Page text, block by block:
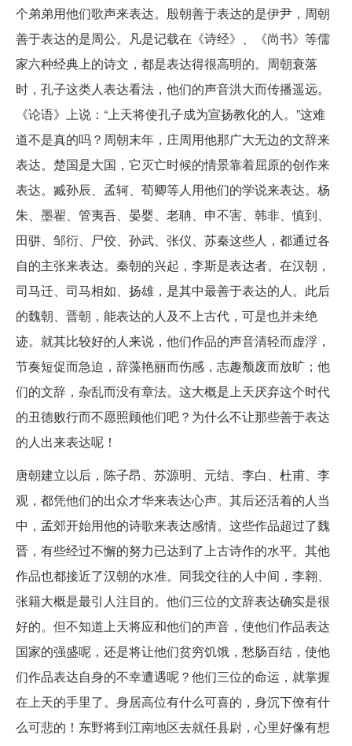
个弟弟用他们歌声来表达。殷朝善于表达的是伊尹，周朝
善于表达的是周公。凡是记载在《诗经》、《尚书》等儒
家六种经典上的诗文，都是表达得很高明的。周朝衰落
时，孔子这类人表达看法，他们的声音洪大而传播遥远。
《论语》上说：“上天将使孔子成为宣扬教化的人。”这难
道不是真的吗？周朝末年，庄周用他那广大无边的文辞来
表达。楚国是大国，它灭亡时候的情景靠着屈原的创作来
表达。臧孙辰、孟轲、荀卿等人用他们的学说来表达。杨
朱、墨翟、管夷吾、晏婴、老聃、申不害、韩非、慎到、
田骈、邹衍、尸佼、孙武、张仪、苏秦这些人，都通过各
自的主张来表达。秦朝的兴起，李斯是表达者。在汉朝，
司马迁、司马相如、扬雄，是其中最善于表达的人。此后
的魏朝、晋朝，能表达的人及不上古代，可是也并未绝
迹。就其比较好的人来说，他们作品的声音清轻而虚浮，
节奏短促而急迫，辞藻艳丽而伤感，志趣颓废而放旷；他
们的文辞，杂乱而没有章法。这大概是上天厌弃这个时代
的丑德败行而不愿照顾他们吧？为什么不让那些善于表达
的人出来表达呢！
唐朝建立以后，陈子昂、苏源明、元结、李白、杜甫、李
观，都凭他们的出众才华来表达心声。其后还活着的人当
中，孟郊开始用他的诗歌来表达感情。这些作品超过了魏
晋，有些经过不懈的努力已达到了上古诗作的水平。其他
作品也都接近了汉朝的水准。同我交往的人中间，李翱、
张籍大概是最引人注目的。他们三位的文辞表达确实是很
好的。但不知道上天将应和他们的声音，使他们作品表达
国家的强盛呢，还是将让他们贫穷饥饿，愁肠百结，使他
们作品表达自身的不幸遭遇呢？他们三位的命运，就掌握
在上天的手里了。身居高位有什么可喜的，身沉下僚有什
么可悲的！东野将到江南地区去就任县尉，心里好像有想